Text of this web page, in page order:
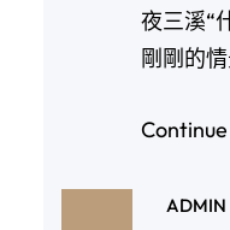
夜三溪“
剛剛的
ADMIN